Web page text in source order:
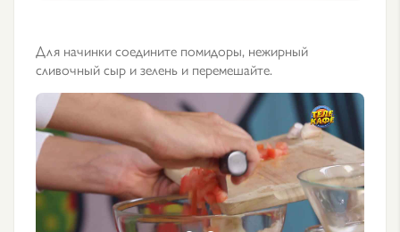
Для начинки соедините помидоры, нежирный
сливочный сыр и зелень и перемешайте.